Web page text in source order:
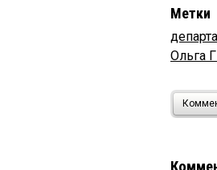
Метки
Ольга